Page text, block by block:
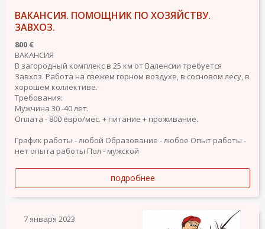
ВАКАНСИЯ. ПОМОЩНИК ПО ХОЗЯЙСТВУ.
ЗАВХОЗ.
800 €
ВАКАНСИЯ
В загородный комплекс в 25 км от Валенсии требуется
Завхоз. Работа на свежем горном воздухе, в сосновом лесу, в
хорошем коллективе.
Требования:
Мужчина 30 -40 лет.
Оплата - 800 евро/мес. + питание + проживание.
График работы - любой Образование - любое Опыт работы -
нет опыта работы Пол - мужской
подробнее
7 января 2023